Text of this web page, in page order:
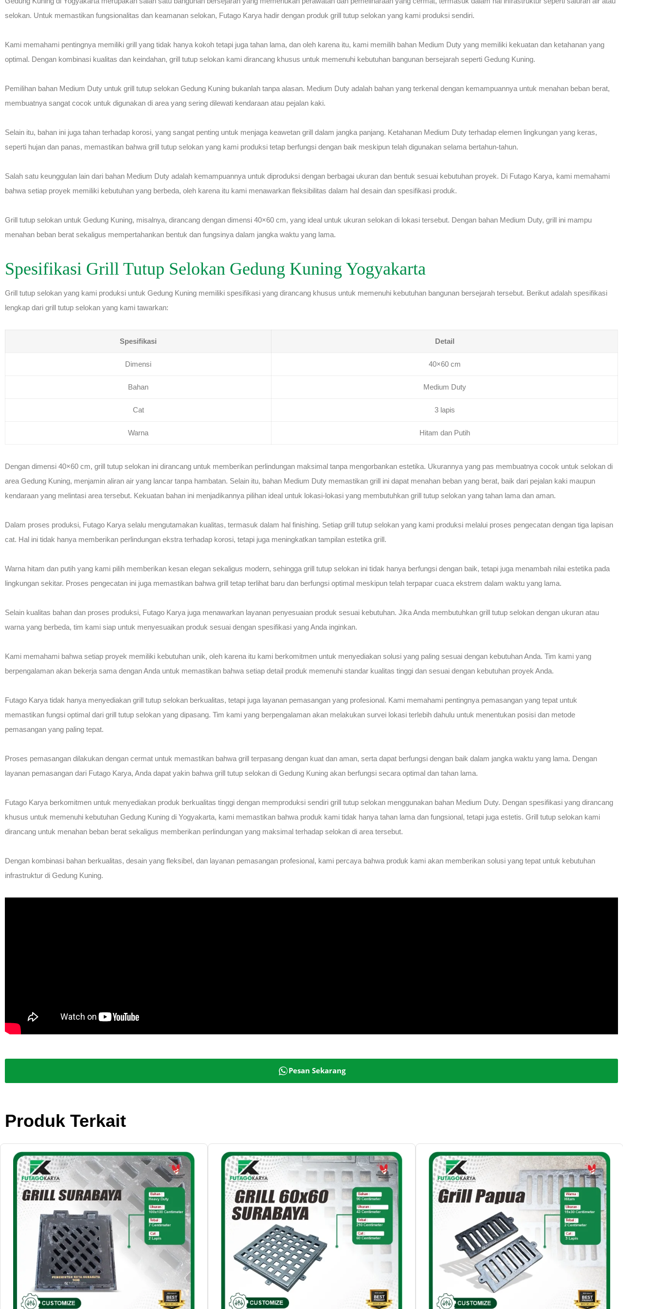
selokan. Untuk memastikan fungsionalitas dan keamanan selokan, Futago Karya hadir dengan produk grill tutup selokan yang kami produksi sendiri.
Kami memahami pentingnya memiliki grill yang tidak hanya kokoh tetapi juga tahan lama, dan oleh karena itu, kami memilih bahan Medium Duty yang memiliki kekuatan dan ketahanan yang
optimal. Dengan kombinasi kualitas dan keindahan, grill tutup selokan kami dirancang khusus untuk memenuhi kebutuhan bangunan bersejarah seperti Gedung Kuning.
Pemilihan bahan Medium Duty untuk grill tutup selokan Gedung Kuning bukanlah tanpa alasan. Medium Duty adalah bahan yang terkenal dengan kemampuannya untuk menahan beban berat,
membuatnya sangat cocok untuk digunakan di area yang sering dilewati kendaraan atau pejalan kaki.
Selain itu, bahan ini juga tahan terhadap korosi, yang sangat penting untuk menjaga keawetan grill dalam jangka panjang. Ketahanan Medium Duty terhadap elemen lingkungan yang keras,
seperti hujan dan panas, memastikan bahwa grill tutup selokan yang kami produksi tetap berfungsi dengan baik meskipun telah digunakan selama bertahun-tahun.
Salah satu keunggulan lain dari bahan Medium Duty adalah kemampuannya untuk diproduksi dengan berbagai ukuran dan bentuk sesuai kebutuhan proyek. Di Futago Karya, kami memahami
bahwa setiap proyek memiliki kebutuhan yang berbeda, oleh karena itu kami menawarkan fleksibilitas dalam hal desain dan spesifikasi produk.
Grill tutup selokan untuk Gedung Kuning, misalnya, dirancang dengan dimensi 40×60 cm, yang ideal untuk ukuran selokan di lokasi tersebut. Dengan bahan Medium Duty, grill ini mampu
menahan beban berat sekaligus mempertahankan bentuk dan fungsinya dalam jangka waktu yang lama.
Spesifikasi Grill Tutup Selokan Gedung Kuning Yogyakarta
Grill tutup selokan yang kami produksi untuk Gedung Kuning memiliki spesifikasi yang dirancang khusus untuk memenuhi kebutuhan bangunan bersejarah tersebut. Berikut adalah spesifikasi
lengkap dari grill tutup selokan yang kami tawarkan:
Spesifikasi Detail
Dimensi 40×60 cm
Bahan Medium Duty
Cat 3 lapis
Warna Hitam dan Putih
Dengan dimensi 40×60 cm, grill tutup selokan ini dirancang untuk memberikan perlindungan maksimal tanpa mengorbankan estetika. Ukurannya yang pas membuatnya cocok untuk selokan di
area Gedung Kuning, menjamin aliran air yang lancar tanpa hambatan. Selain itu, bahan Medium Duty memastikan grill ini dapat menahan beban yang berat, baik dari pejalan kaki maupun
kendaraan yang melintasi area tersebut. Kekuatan bahan ini menjadikannya pilihan ideal untuk lokasi-lokasi yang membutuhkan grill tutup selokan yang tahan lama dan aman.
Dalam proses produksi, Futago Karya selalu mengutamakan kualitas, termasuk dalam hal finishing. Setiap grill tutup selokan yang kami produksi melalui proses pengecatan dengan tiga lapisan
cat. Hal ini tidak hanya memberikan perlindungan ekstra terhadap korosi, tetapi juga meningkatkan tampilan estetika grill.
Warna hitam dan putih yang kami pilih memberikan kesan elegan sekaligus modern, sehingga grill tutup selokan ini tidak hanya berfungsi dengan baik, tetapi juga menambah nilai estetika pada
lingkungan sekitar. Proses pengecatan ini juga memastikan bahwa grill tetap terlihat baru dan berfungsi optimal meskipun telah terpapar cuaca ekstrem dalam waktu yang lama.
Selain kualitas bahan dan proses produksi, Futago Karya juga menawarkan layanan penyesuaian produk sesuai kebutuhan. Jika Anda membutuhkan grill tutup selokan dengan ukuran atau
warna yang berbeda, tim kami siap untuk menyesuaikan produk sesuai dengan spesifikasi yang Anda inginkan.
Kami memahami bahwa setiap proyek memiliki kebutuhan unik, oleh karena itu kami berkomitmen untuk menyediakan solusi yang paling sesuai dengan kebutuhan Anda. Tim kami yang
berpengalaman akan bekerja sama dengan Anda untuk memastikan bahwa setiap detail produk memenuhi standar kualitas tinggi dan sesuai dengan kebutuhan proyek Anda.
Futago Karya tidak hanya menyediakan grill tutup selokan berkualitas, tetapi juga layanan pemasangan yang profesional. Kami memahami pentingnya pemasangan yang tepat untuk
memastikan fungsi optimal dari grill tutup selokan yang dipasang. Tim kami yang berpengalaman akan melakukan survei lokasi terlebih dahulu untuk menentukan posisi dan metode
pemasangan yang paling tepat.
Proses pemasangan dilakukan dengan cermat untuk memastikan bahwa grill terpasang dengan kuat dan aman, serta dapat berfungsi dengan baik dalam jangka waktu yang lama. Dengan
layanan pemasangan dari Futago Karya, Anda dapat yakin bahwa grill tutup selokan di Gedung Kuning akan berfungsi secara optimal dan tahan lama.
Futago Karya berkomitmen untuk menyediakan produk berkualitas tinggi dengan memproduksi sendiri grill tutup selokan menggunakan bahan Medium Duty. Dengan spesifikasi yang dirancang
khusus untuk memenuhi kebutuhan Gedung Kuning di Yogyakarta, kami memastikan bahwa produk kami tidak hanya tahan lama dan fungsional, tetapi juga estetis. Grill tutup selokan kami
dirancang untuk menahan beban berat sekaligus memberikan perlindungan yang maksimal terhadap selokan di area tersebut.
Dengan kombinasi bahan berkualitas, desain yang fleksibel, dan layanan pemasangan profesional, kami percaya bahwa produk kami akan memberikan solusi yang tepat untuk kebutuhan
infrastruktur di Gedung Kuning.
Pesan Sekarang
Produk Terkait